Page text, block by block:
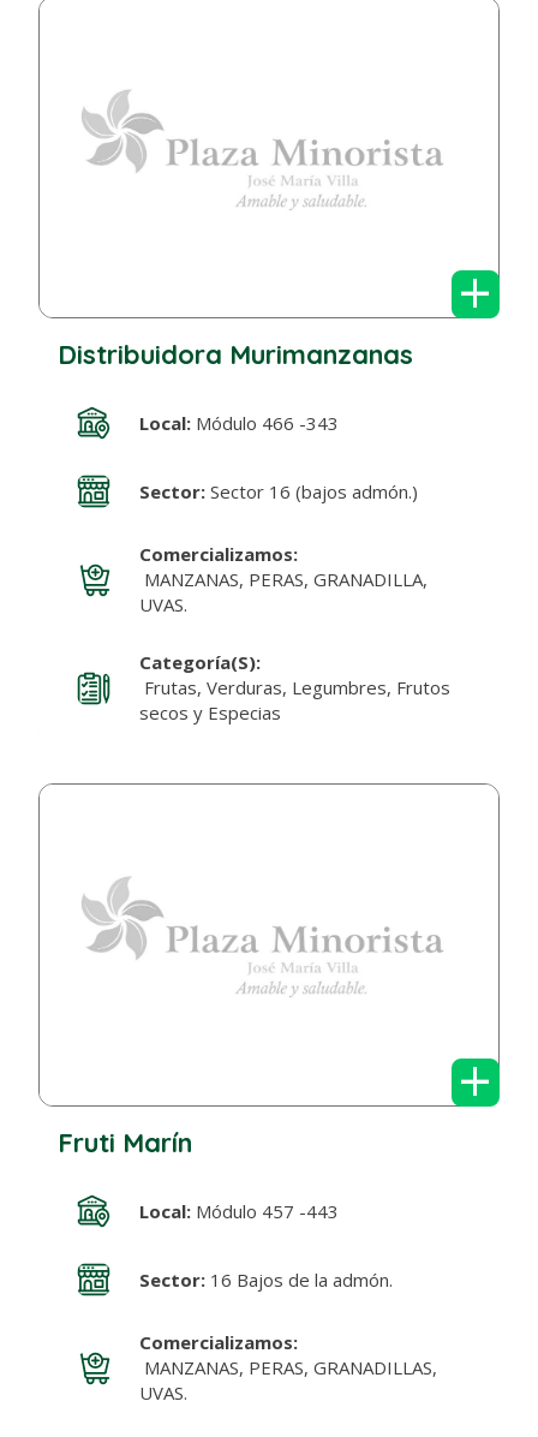
+
Distribuidora Murimanzanas
Local:Módulo 466 -343
Sector:Sector 16 (bajos admón.)
Comercializamos:
MANZANAS, PERAS, GRANADILLA,
UVAS.
Categoría(s):
Frutas, Verduras, Legumbres, Frutos
secos y Especias
+
Fruti Marín
Local:Módulo 457 -443
Sector:16 Bajos de la admón.
Comercializamos:
MANZANAS, PERAS, GRANADILLAS,
UVAS.